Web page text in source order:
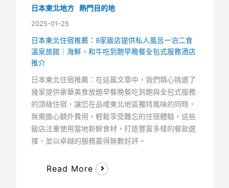
日本東北地方 熱門目的地
2025-01-25
日本東北住宿推薦：8家飯店提供私人風呂一泊二食
溫泉旅館｜海鮮、和牛吃到飽早晚餐全包式服務酒店
推介
日本東北住宿推薦：在這篇文章中，我們精心挑選了
幾家提供豪華美食放題早餐晚餐吃到飽與全包式服務
的頂級住宿，讓您在品嚐東北地區獨特風味的同時，
無需擔心額外費用，輕鬆享受難忘的住宿體驗。這些
飯店注重使用當地新鮮食材，打造豐富多樣的餐飲選
擇，並以卓越的服務贏得無數好評。
Read More